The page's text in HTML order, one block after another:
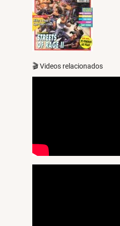
🎬 Videos relacionados